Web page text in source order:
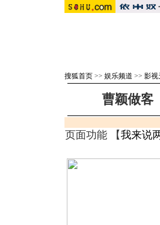
搜狐首页 >> 娱乐频道 >> 影视
曹颖做客
页面功能 【我来说